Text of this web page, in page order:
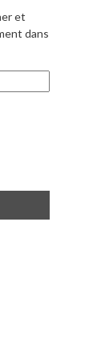
et
dans